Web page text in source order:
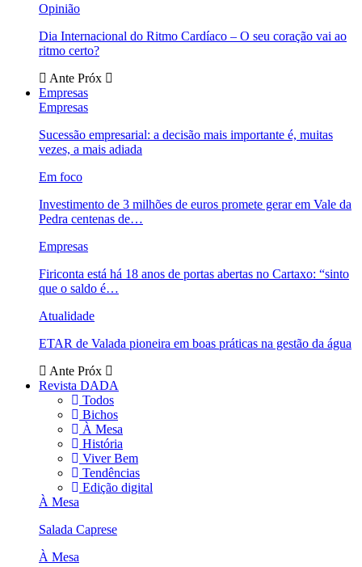
Opinião
Dia Internacional do Ritmo Cardíaco – O seu coração vai ao
ritmo certo?
Ante Próx
Empresas
Empresas
Sucessão empresarial: a decisão mais importante é, muitas
vezes, a mais adiada
Em foco
Investimento de 3 milhões de euros promete gerar em Vale da
Pedra centenas de…
Empresas
Firiconta está há 18 anos de portas abertas no Cartaxo: “sinto
que o saldo é…
Atualidade
ETAR de Valada pioneira em boas práticas na gestão da água
Ante Próx
Revista DADA
Todos
Bichos
À Mesa
História
Viver Bem
Tendências
Edição digital
À Mesa
Salada Caprese
À Mesa